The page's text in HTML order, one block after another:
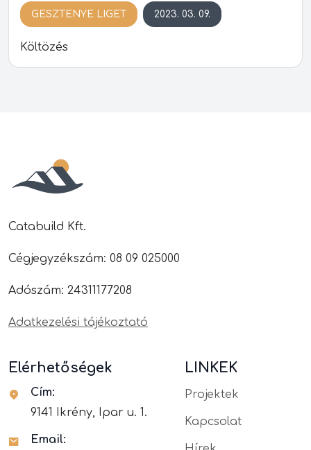
GESZTENYE LIGET 2023. 03. 09.
Költözés
Catabuild Kft.
Cégjegyzékszám: 08 09 025000
Adószám: 24311177208
Adatkezelési tájékoztató
Elérhetőségek
Cím:
9141 Ikrény, Ipar u. 1.
Email:
LINKEK
Projektek
Kapcsolat